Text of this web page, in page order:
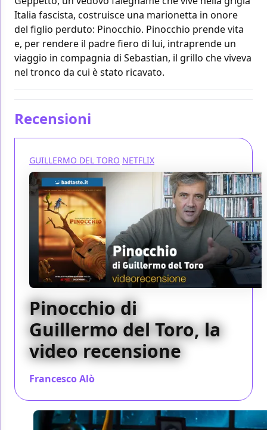
Italia fascista, costruisce una marionetta in onore
del figlio perduto: Pinocchio. Pinocchio prende vita
e, per rendere il padre fiero di lui, intraprende un
viaggio in compagnia di Sebastian, il grillo che viveva
nel tronco da cui è stato ricavato.
Recensioni
GUILLERMO DEL TORO NETFLIX
Pinocchio di
Guillermo del Toro, la
video recensione
Francesco Alò